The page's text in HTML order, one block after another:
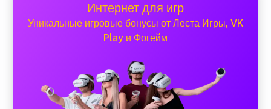
Интернет для игр
Уникальные игровые бонусы от Леста Игры, VK
Play и Фогейм